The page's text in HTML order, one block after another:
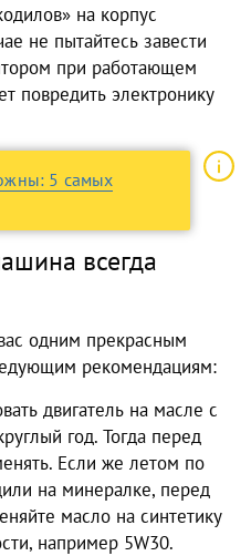
на корпус
не пытайтесь завести
при работающем
повредить электронику
5 самых
всегда
одним прекрасным
рекомендациям:
двигатель на масле с
год. Тогда перед
Если же летом по
на минералке, перед
масло на синтетику
например 5W30.